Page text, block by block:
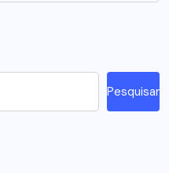
Pesquisar